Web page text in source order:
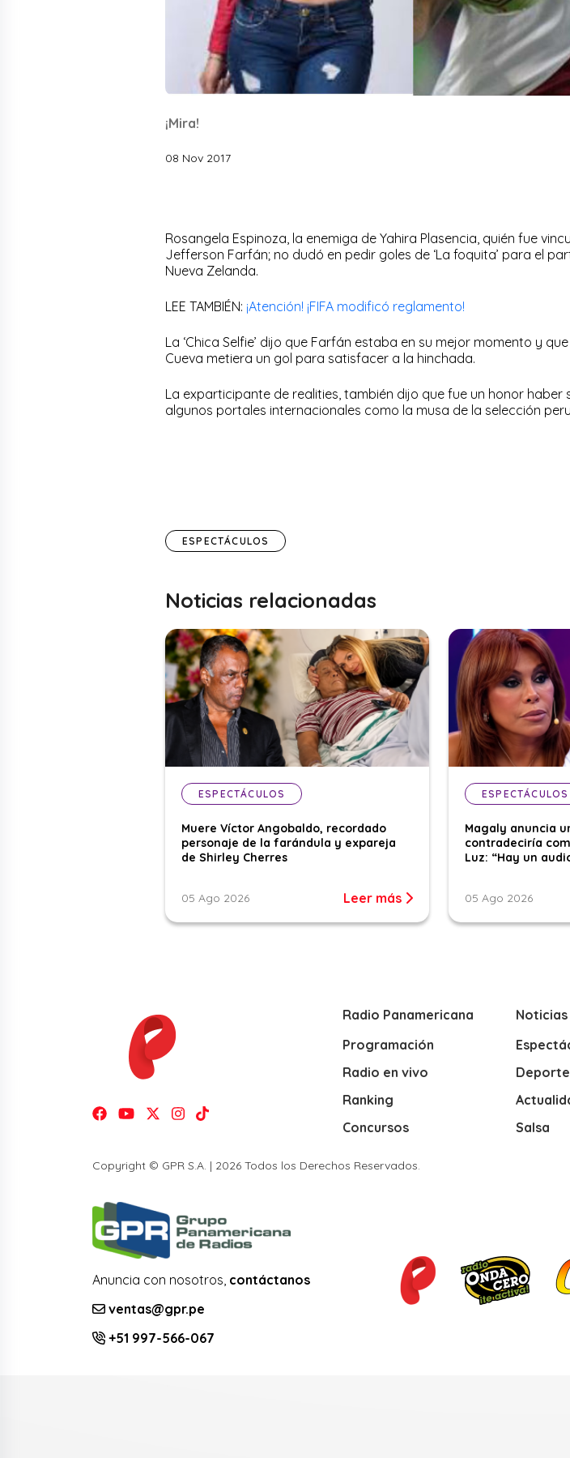
¡Mira!
08 Nov 2017
Rosangela Espinoza, la enemiga de Yahira Plasencia, quién fue
Jefferson Farfán; no dudó en pedir goles de ‘La foquita’ para el
Nueva Zelanda.
LEE TAMBIÉN: ¡Atención! ¡FIFA modificó reglamento!
La ‘Chica Selfie’ dijo que Farfán estaba en su mejor momento y
Cueva metiera un gol para satisfacer a la hinchada.
La exparticipante de realities, también dijo que fue un honor haber
algunos portales internacionales como la musa de la selección
ESPECTÁCULOS
Noticias relacionadas
ESPECTÁCULOS
Muere Víctor Angobaldo, recordado
personaje de la farándula y expareja
de Shirley Cherres
05 Ago 2026 Leer más
ESPECTÁCULOS
Magaly anuncia
contradeciría
Luz: “Hay un
05 Ago 2026
Radio Panamericana
Programación
Radio en vivo
Ranking
Concursos
Noticias
Salsa
Copyright © GPR S.A. | 2026 Todos los Derechos Reservados.
Anuncia con nosotros, contáctanos
ventas@gpr.pe
+51 997-566-067